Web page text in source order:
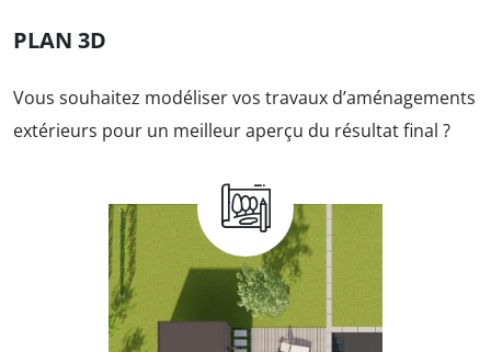
PLAN 3D
Vous souhaitez modéliser vos travaux d’aménagements
extérieurs pour un meilleur aperçu du résultat final ?